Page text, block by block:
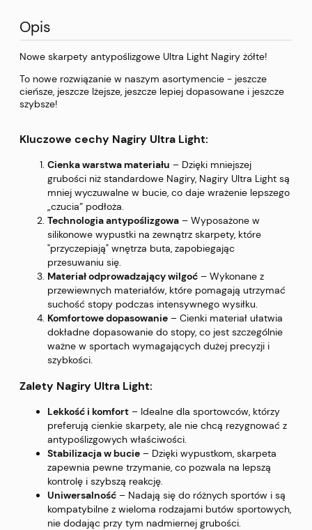
Opis
Nowe skarpety antypoślizgowe Ultra Light Nagiry żółte!
To nowe rozwiązanie w naszym asortymencie - jeszcze
cieńsze, jeszcze lżejsze, jeszcze lepiej dopasowane i jeszcze
szybsze!
Kluczowe cechy Nagiry Ultra Light:
Cienka warstwa materiału – Dzięki mniejszej
grubości niż standardowe Nagiry, Nagiry Ultra Light są
mniej wyczuwalne w bucie, co daje wrażenie lepszego
„czucia” podłoża.
Technologia antypoślizgowa – Wyposażone w
silikonowe wypustki na zewnątrz skarpety, które
"przyczepiają" wnętrza buta, zapobiegając
przesuwaniu się.
Materiał odprowadzający wilgoć – Wykonane z
przewiewnych materiałów, które pomagają utrzymać
suchość stopy podczas intensywnego wysiłku.
Komfortowe dopasowanie – Cienki materiał ułatwia
dokładne dopasowanie do stopy, co jest szczególnie
ważne w sportach wymagających dużej precyzji i
szybkości.
Zalety Nagiry Ultra Light:
Lekkość i komfort – Idealne dla sportowców, którzy
preferują cienkie skarpety, ale nie chcą rezygnować z
antypoślizgowych właściwości.
Stabilizacja w bucie – Dzięki wypustkom, skarpeta
zapewnia pewne trzymanie, co pozwala na lepszą
kontrolę i szybszą reakcję.
Uniwersalność – Nadają się do różnych sportów i są
kompatybilne z wieloma rodzajami butów sportowych,
nie dodając przy tym nadmiernej grubości.